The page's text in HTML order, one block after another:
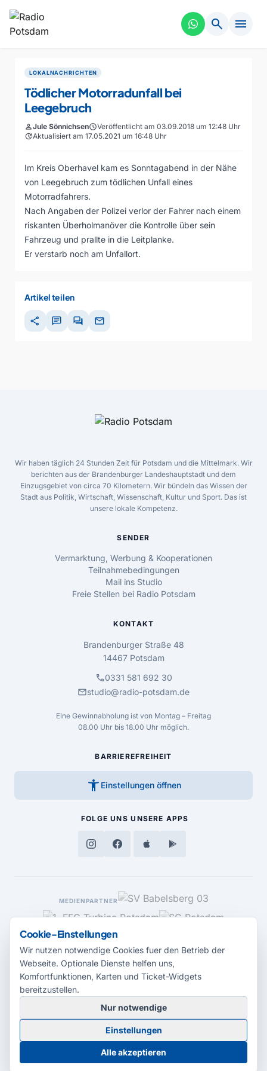
search menu
LOKALNACHRICHTEN
Tödlicher Motorradunfall bei
Leegebruch
personJule SönnichsenscheduleVeröffentlicht am 03.09.2018 um 12:48 Uhr
updateAktualisiert am 17.05.2021 um 16:48 Uhr
Im Kreis Oberhavel kam es Sonntagabend in der Nähe
von Leegebruch zum tödlichen Unfall eines
Motorradfahrers.
Nach Angaben der Polizei verlor der Fahrer nach einem
riskanten Überholmanöver die Kontrolle über sein
Fahrzeug und prallte in die Leitplanke.
Er verstarb noch am Unfallort.
Artikel teilen
share chat forum mail
Wir haben täglich 24 Stunden Zeit für Potsdam und die Mittelmark. Wir
berichten aus der Brandenburger Landeshauptstadt und dem
Einzugsgebiet von circa 70 Kilometern. Wir bündeln das Wissen der
Stadt aus Politik, Wirtschaft, Wissenschaft, Kultur und Sport. Das ist
unsere lokale Kompetenz.
SENDER
Vermarktung, Werbung & Kooperationen
Teilnahmebedingungen
Mail ins Studio
Freie Stellen bei Radio Potsdam
KONTAKT
Brandenburger Straße 48
14467 Potsdam
call0331 581 692 30
mailstudio@radio-potsdam.de
Eine Gewinnabholung ist von Montag – Freitag
08.00 Uhr bis 18.00 Uhr möglich.
BARRIEREFREIHEIT
accessibility_new Einstellungen öffnen
FOLGE UNS UNSERE APPS
MEDIENPARTNER
© 2026 Radio Potsdam. Webseite entwickelt durch dieMedienagentur
Babelsberg
BarrierefreiheitserklärungAGBDatenschutzImpressum
Cookie-Einstellungen
Cookie-Einstellungen
Wir nutzen notwendige Cookies fuer den Betrieb der
Webseite. Optionale Dienste helfen uns,
Komfortfunktionen, Karten und Ticket-Widgets
bereitzustellen.
Nur notwendige
Einstellungen
Alle akzeptieren